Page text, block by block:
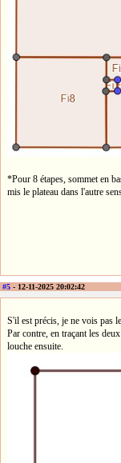
*Pour 8 étapes, sommet en
mis le plateau dans l'autre
#5 - 12-11-2025 20:02:42
S'il est précis, je ne vois pas
Par contre, en traçant les
louche ensuite.